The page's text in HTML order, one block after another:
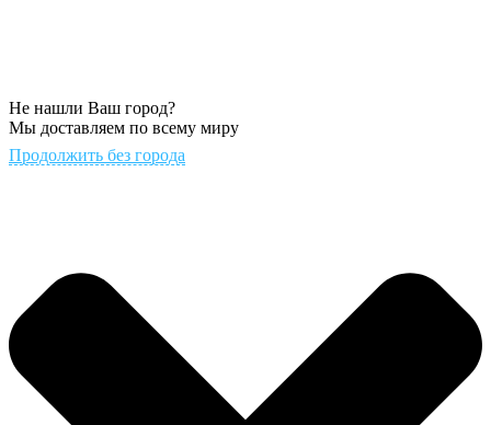
Не нашли Ваш город?
Мы доставляем по всему миру
Продолжить без города